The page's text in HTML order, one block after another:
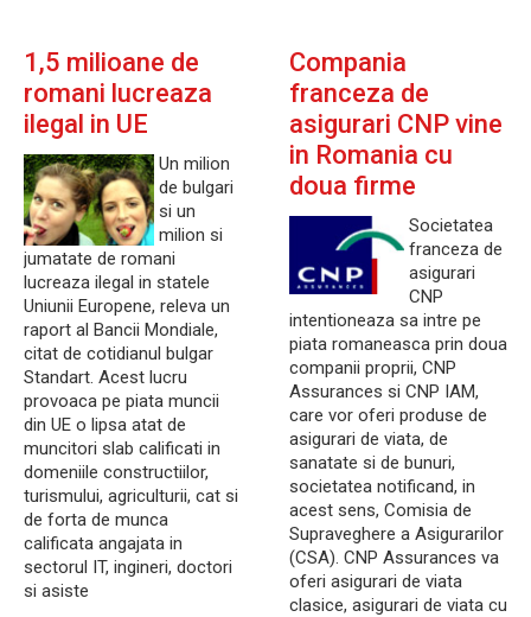
1,5 milioane de
romani lucreaza
ilegal in UE
Un milion
de bulgari
si un
milion si
jumatate de romani
lucreaza ilegal in statele
Uniunii Europene, releva un
raport al Bancii Mondiale,
citat de cotidianul bulgar
Standart. Acest lucru
provoaca pe piata muncii
din UE o lipsa atat de
muncitori slab calificati in
domeniile constructiilor,
turismului, agriculturii, cat si
de forta de munca
calificata angajata in
sectorul IT, ingineri, doctori
si asiste
Compania
franceza de
asigurari CNP vine
in Romania cu
doua firme
Societatea
franceza de
asigurari
CNP
intentioneaza sa intre pe
piata romaneasca prin doua
companii proprii, CNP
Assurances si CNP IAM,
care vor oferi produse de
asigurari de viata, de
sanatate si de bunuri,
societatea notificand, in
acest sens, Comisia de
Supraveghere a Asigurarilor
(CSA). CNP Assurances va
oferi asigurari de viata
clasice, asigurari de viata cu